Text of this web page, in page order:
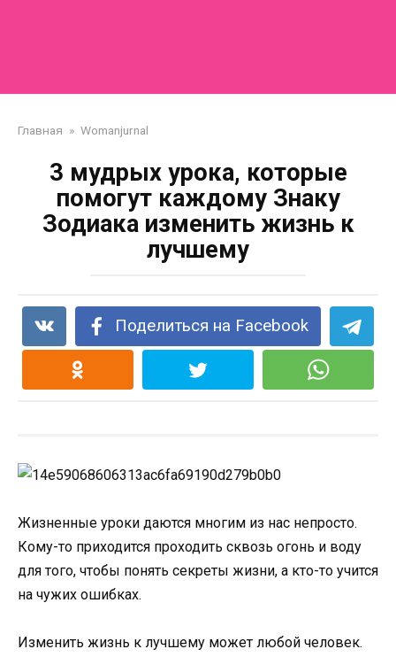
Главная » Womanjurnal
3 мудрых урока, которые
помогут каждому Знаку
Зодиака изменить жизнь к
лучшему
Поделиться на Facebook
Жизненные уроки даются многим из нас непросто.
Кому-то приходится проходить сквозь огонь и воду
для того, чтобы понять секреты жизни, а кто-то учится
на чужих ошибках.
Изменить жизнь к лучшему может любой человек.